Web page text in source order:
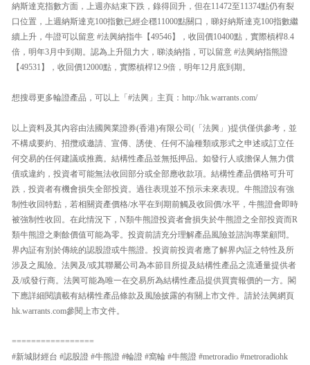
納斯達克指數方面，上週亦結束下跌，錄得回升，但在11472至11374點仍有裂
口位置，上週納斯達克100指數已經企穩11000點關口，睇好納斯達克100指數繼
續上升，牛證可以留意 #法興納指牛【49546】，收回價10400點，實際槓桿8.4
倍，明年3月中到期。認為上升阻力大，睇淡納指，可以留意 #法興納指熊證
【49531】，收回價12000點，實際槓桿12.9倍，明年12月底到期。
想搜尋更多輪證產品，可以上「#法興」主頁：http://hk.warrants.com/
以上資料及其內容由法國興業證券(香港)有限公司(「法興」)提供僅供參考，並
不構成要約、招攬或邀請、宣傳、誘使、任何不論種類或形式之申述或訂立任
何交易的任何建議或推薦。結構性產品並無抵押品。如發行人或擔保人無力償
債或違約，投資者可能無法收回部分或全部應收款項。結構性產品價格可升可
跌，投資者有機會損失全部投資。過往表現並不預示未來表現。牛熊證設有強
制性收回特點，若相關資產價格/水平在到期前觸及收回價/水平，牛熊證會即時
被強制性收回。在此情況下，N類牛熊證投資者會損失於牛熊證之全部投資而R
類牛熊證之剩餘價值可能為零。投資前請充分理解產品風險並諮詢專業顧問。
界內証有別於傳統的認股證或牛熊證。投資前投資者應了解界內証之特性及所
涉及之風險。法興及/或其聯屬公司為本節目所提及結構性產品之流通量提供者
及/或發行商。法興可能為唯一在交易所為結構性產品提供買賣報價的一方。閣
下應詳細閱讀載有結構性產品條款及風險披露的有關上市文件。請於法興網頁
hk.warrants.com參閱上市文件。
=================
#新城財經台 #認股證 #牛熊證 #輪證 #窩輪 #牛熊證 #metroradio #metroradiohk